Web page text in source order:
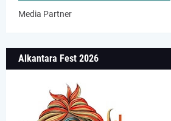
Media Partner
Alkantara Fest 2026